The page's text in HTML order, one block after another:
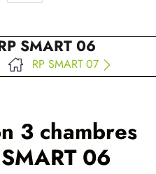
SMART 06
RP SMART 07
3 chambres
06